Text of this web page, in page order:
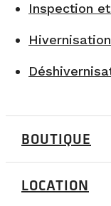
Inspection
Hivernisation
BOUTIQUE
LOCATION
5. Pas
Avec des